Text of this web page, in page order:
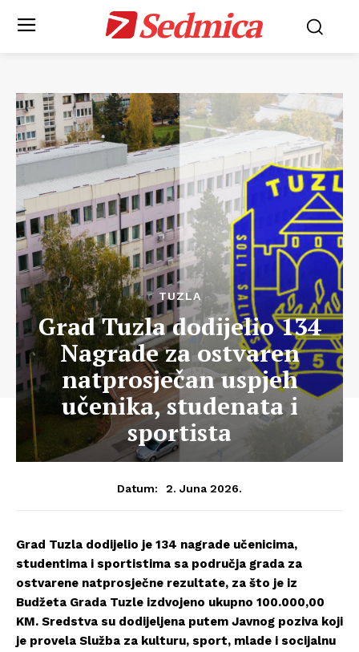
Sedmica
TUZLA
Grad Tuzla dodijelio 134
Nagrade za ostvaren
natprosječan uspjeh
učenika, studenata i
sportista
Datum: 2. Juna 2026.
Grad Tuzla dodijelio je 134 nagrade učenicima,
studentima i sportistima sa područja grada za
ostvarene natprosječne rezultate, za što je iz
Budžeta Grada Tuzle izdvojeno ukupno 100.000,00
KM. Sredstva su dodijeljena putem Javnog poziva koji
je provela Služba za kulturu, sport, mlade i socijalnu